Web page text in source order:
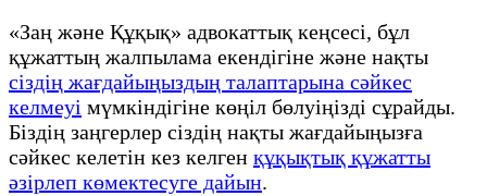
«Заң және Құқық» адвокаттық кеңсесі, бұл
құжаттың жалпылама екендігіне және нақты
сіздің жағдайыңыздың талаптарына сәйкес
келмеуі мүмкіндігіне көңіл бөлуіңізді сұрайды.
Біздің заңгерлер сіздің нақты жағдайыңызға
сәйкес келетін кез келген құқықтық құжатты
әзірлеп көмектесуге дайын.